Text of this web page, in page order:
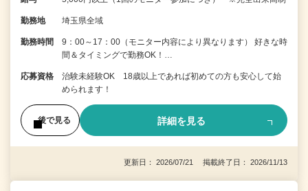
勤務地 埼玉県全域
勤務時間
9：00～17：00（モニター内容により異なります） 好きな時
間＆タイミングで勤務OK！…
応募資格
治験未経験OK 18歳以上であれば初めての方も安心して始
められます！
後で見る 詳細を見る
更新日： 2026/07/21 掲載終了日： 2026/11/13